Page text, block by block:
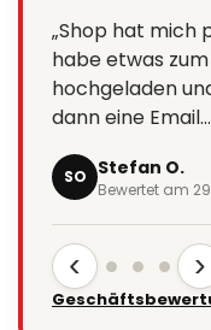
„Shop hat mich
habe etwas
hochgeladen
dann eine
SO Stefan O.
Bewertet am
‹ ›